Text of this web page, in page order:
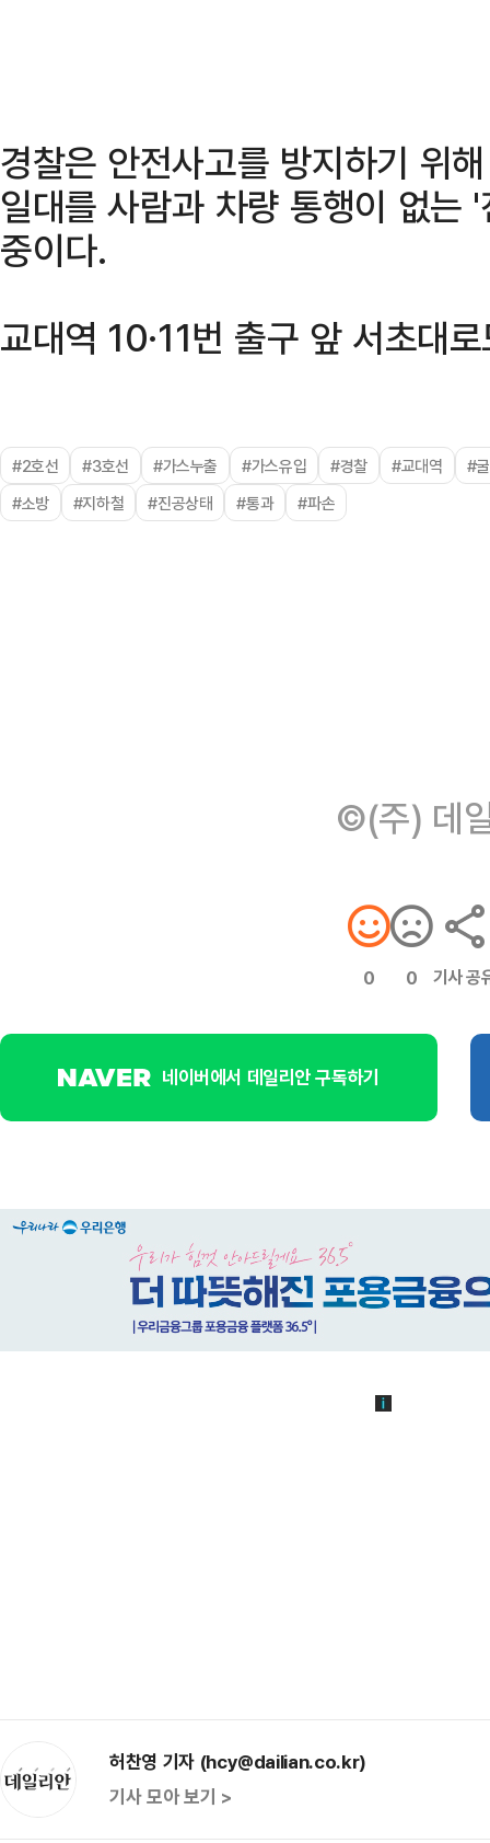
경찰은 안전사고를 방지하기 위
일대를 사람과 차량 통행이 없는
중이다.
교대역 10·11번 출구 앞 서초대
#2호선 #3호선 #가스누출 #가스유입 #경찰 #교대역
#
#소방
#지하철 #진공상태 #통과 #파손
©(주) 데
0 0 기사 공
네이버에서 데일리안 구독하기
허찬영 기자 (hcy@dailian.co.kr)
기사 모아 보기 >